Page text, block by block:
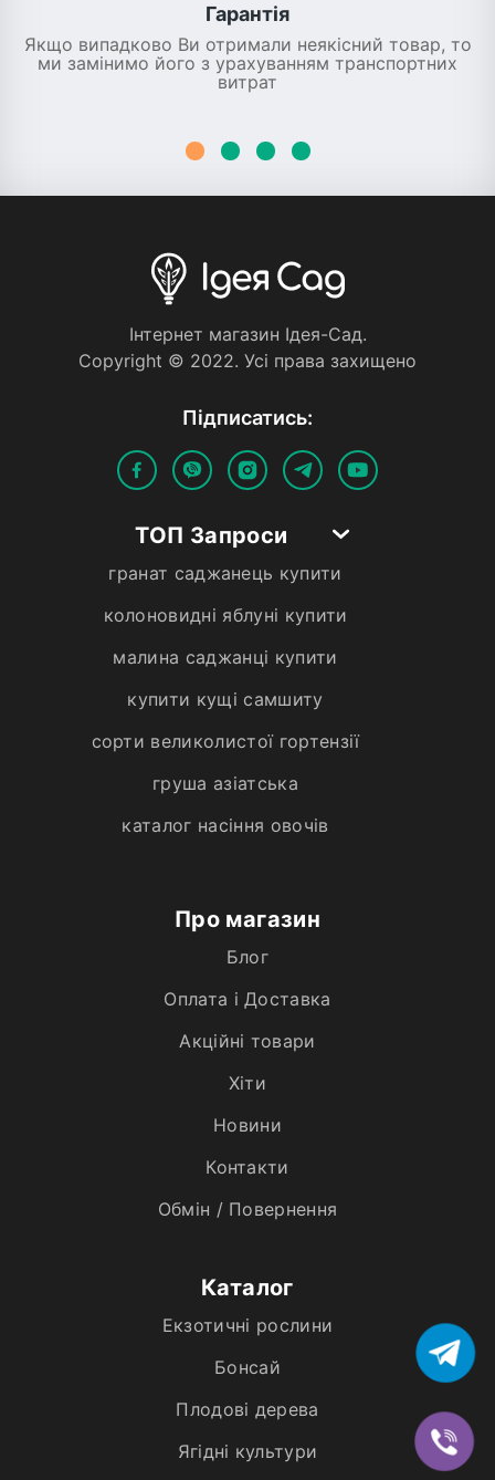
Гарантія
Якщо випадково Ви отримали неякісний товар, то
ми замінимо його з урахуванням транспортних
витрат
Iнтернет магазин Iдея-Сад.
Copyright © 2022. Усi права захищено
Пiдписатись:
ТОП Запроси
гранат саджанець купити
колоновидні яблуні купити
малина саджанці купити
купити кущі самшиту
сорти великолистої гортензії
груша азіатська
каталог насіння овочів
Про магазин
Блог
Оплата і Доставка
Акційні товари
Хiти
Новини
Контакти
Обмін / Повернення
Каталог
Екзотичні рослини
Бонсай
Плодові дерева
Ягідні культури